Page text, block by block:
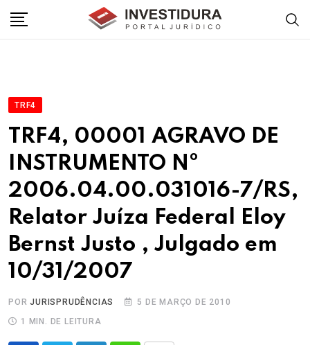
TRF4
TRF4, 00001 AGRAVO DE
INSTRUMENTO Nº
2006.04.00.031016-7/RS,
Relator Juíza Federal Eloy
Bernst Justo , Julgado em
10/31/2007
PORJURISPRUDÊNCIAS
5 DE MARÇO DE 2010
1 MIN. DE LEITURA